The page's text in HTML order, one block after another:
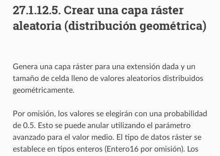
27.1.12.5. Crear una capa ráster
aleatoria (distribución geométrica)
Genera una capa ráster para una extensión dada y un
tamaño de celda lleno de valores aleatorios distribuidos
geométricamente.
Por omisión, los valores se elegirán con una probabilidad
de 0.5. Esto se puede anular utilizando el parámetro
avanzado para el valor medio. El tipo de datos ráster se
establece en tipos enteros (Entero16 por omisión). Los